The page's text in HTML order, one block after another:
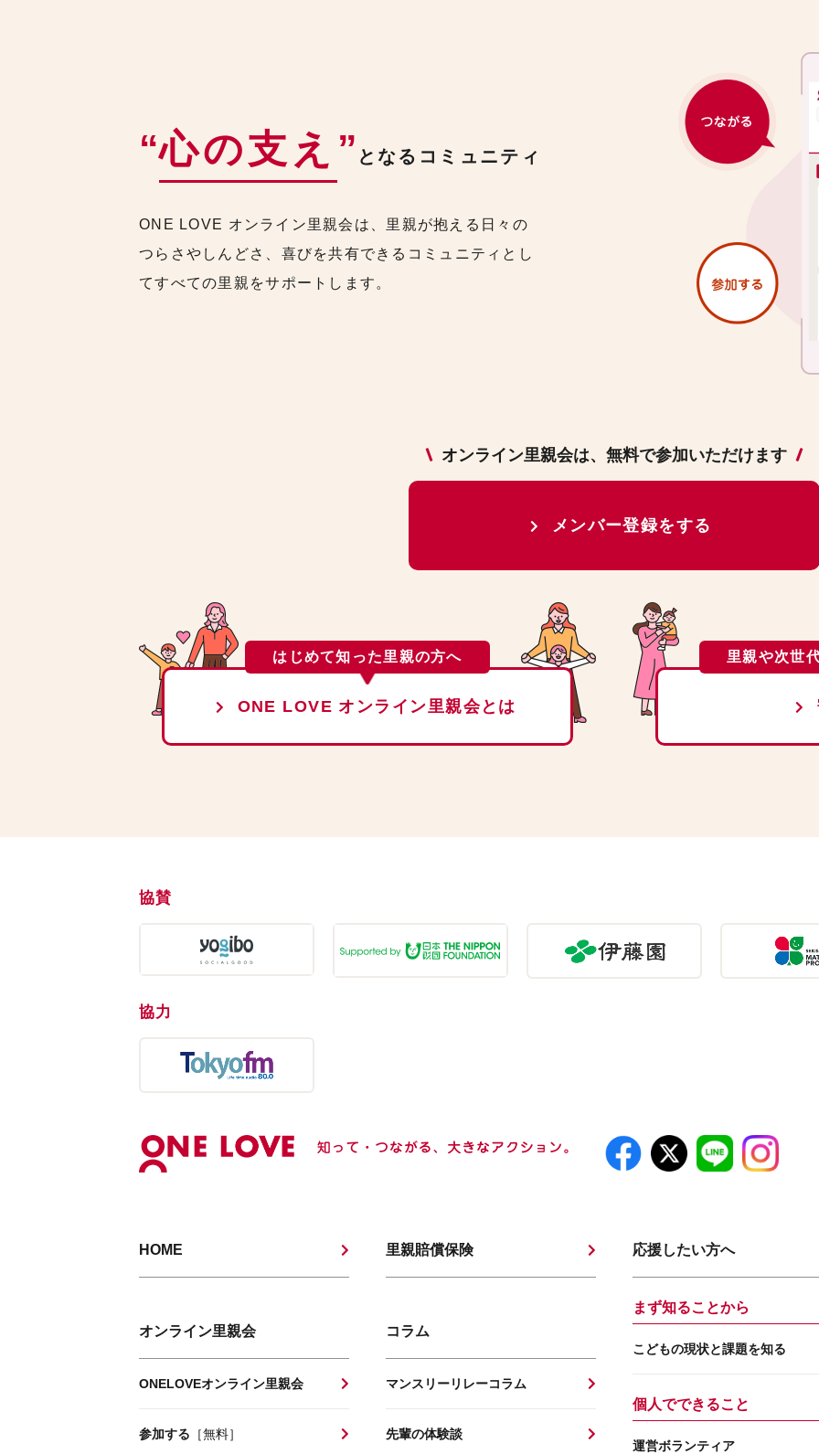
“心の支え ” となるコミュニティ
ONE LOVE オンライン里親会は、里親が抱える日々の
つらさやしんどさ、喜びを共有できるコミュニティとし
てすべての里親をサポートします。
オンライン里親会は、無料で参加いただけます
メンバー登録をする
はじめて知った里親の方へ
ONE LOVE オンライン里親会とは
里親や次世
協賛
協力
HOME
オンライン里親会
ONELOVEオンライン里親会
参加する ［無料］
里親賠償保険
コラム
マンスリーリレーコラム
先輩の体験談
応援したい方へ
まず知ることから
こどもの現状と課題を知る
個人でできること
運営ボランティア